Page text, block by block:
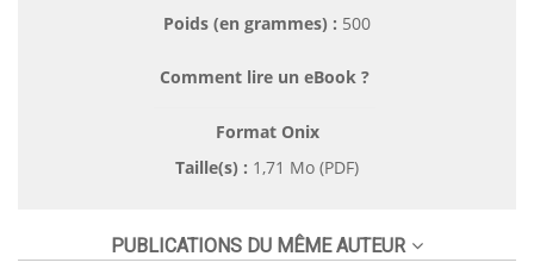
Poids (en grammes) : 500
Comment lire un eBook ?
Format Onix
Taille(s) : 1,71 Mo (PDF)
PUBLICATIONS DU MÊME AUTEUR